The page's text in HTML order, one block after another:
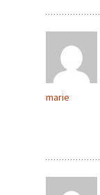
marie